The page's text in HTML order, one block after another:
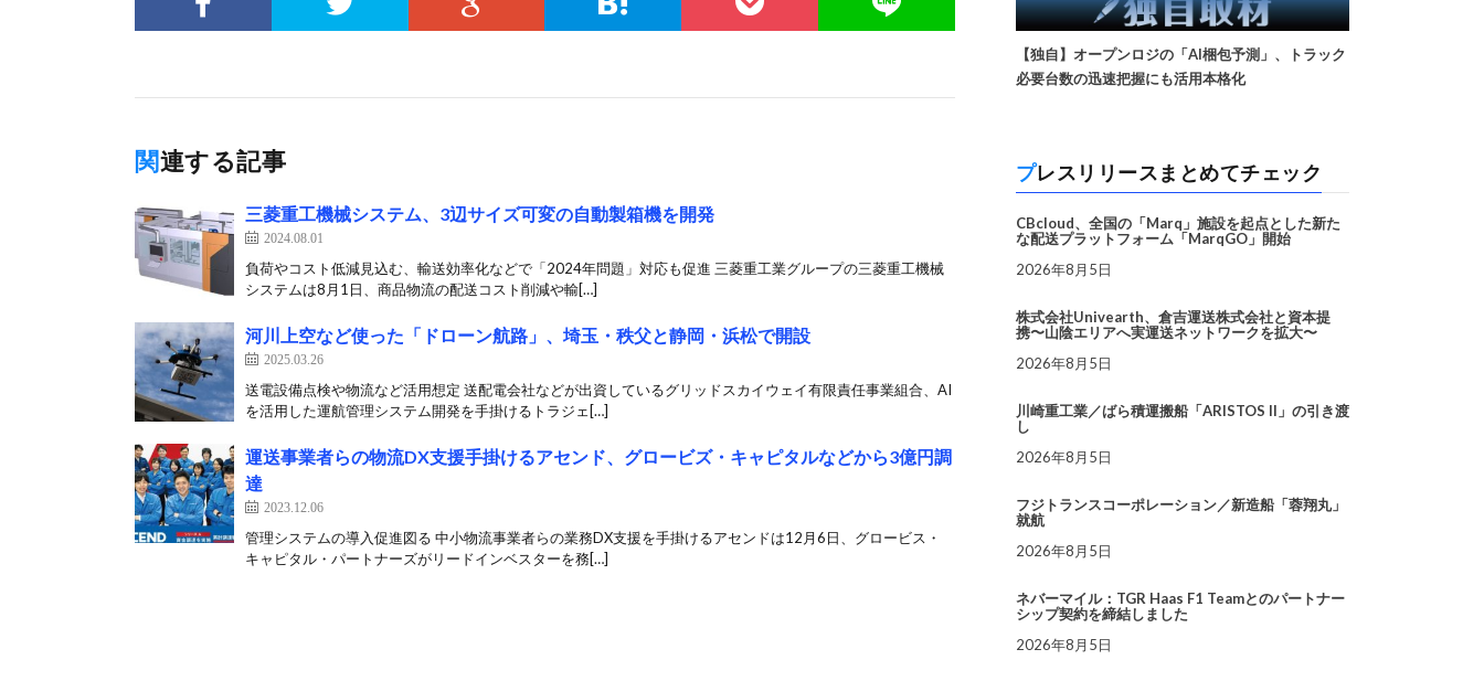
関連する記事
三菱重工機械システム、3辺サイズ可変の自動製箱機を開発
2024.08.01
負荷やコスト低減見込む、輸送効率化などで「2024年問題」対応も促進 三菱重工業グループの三菱重工機械
システムは8月1日、商品物流の配送コスト削減や輸[…]
河川上空など使った「ドローン航路」、埼玉・秩父と静岡・浜松で開設
2025.03.26
送電設備点検や物流など活用想定 送配電会社などが出資しているグリッドスカイウェイ有限責任事業組合、AI
を活用した運航管理システム開発を手掛けるトラジェ[…]
運送事業者らの物流DX支援手掛けるアセンド、グロービズ・キャピタルなどから3億円調
達
2023.12.06
管理システムの導入促進図る 中小物流事業者らの業務DX支援を手掛けるアセンドは12月6日、グロービス・
キャピタル・パートナーズがリードインベスターを務[…]
【独自】オープンロジの「AI梱包予測」、トラック
必要台数の迅速把握にも活用本格化
プレスリリースまとめてチェック
CBcloud、全国の「Marq」施設を起点とした新た
な配送プラットフォーム「MarqGO」開始
2026年8月5日
株式会社Univearth、倉吉運送株式会社と資本提
携〜山陰エリアへ実運送ネットワークを拡大〜
2026年8月5日
川崎重工業／ばら積運搬船「ARISTOS II」の引き渡
し
2026年8月5日
フジトランスコーポレーション／新造船「蓉翔丸」
就航
2026年8月5日
ネバーマイル：TGR Haas F1 Teamとのパートナー
シップ契約を締結しました
2026年8月5日